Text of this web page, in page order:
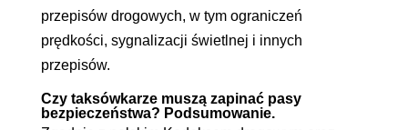
przepisów drogowych, w tym ograniczeń
prędkości, sygnalizacji świetlnej i innych
przepisów.
Czy taksówkarze muszą zapinać pasy
bezpieczeństwa? Podsumowanie.